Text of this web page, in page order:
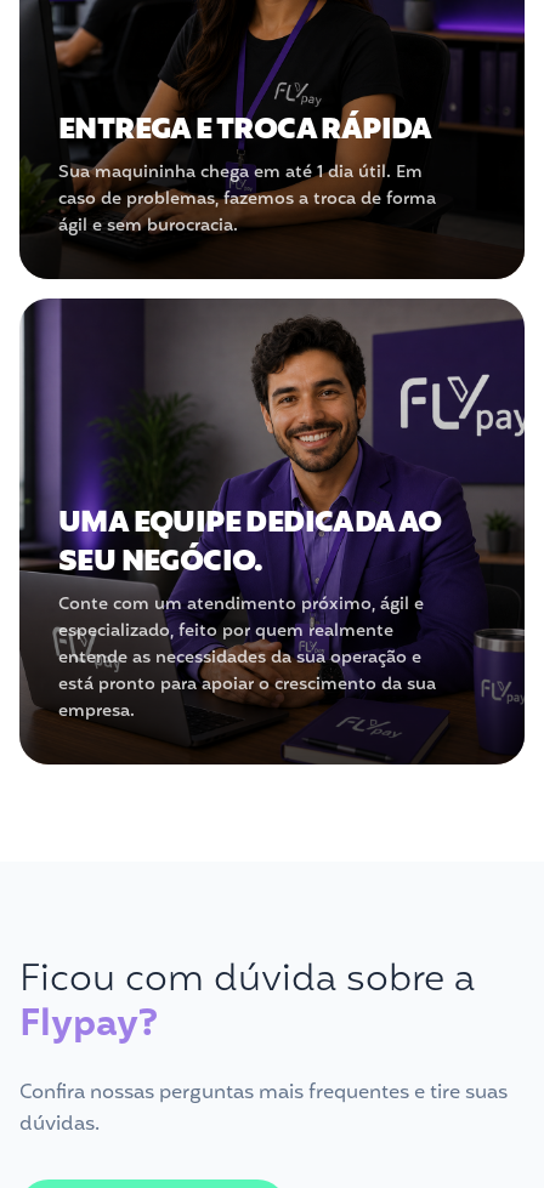
ENTREGA E TROCA RÁPIDA
Sua maquininha chega em até 1 dia útil. Em
caso de problemas, fazemos a troca de forma
ágil e sem burocracia.
UMA EQUIPE DEDICADA AO
SEU NEGÓCIO.
Conte com um atendimento próximo, ágil e
especializado, feito por quem realmente
entende as necessidades da sua operação e
está pronto para apoiar o crescimento da sua
empresa.
Ficou com dúvida sobre a
Flypay?
Confira nossas perguntas mais frequentes e tire suas
dúvidas.